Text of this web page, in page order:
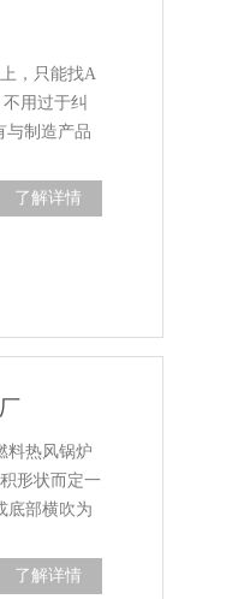
，只能找A
用过于纠
与制造产品
了解详情
料热风锅炉
形状而定一
底部横吹为
了解详情